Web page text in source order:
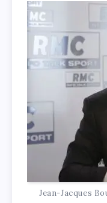
Jean-Jacques